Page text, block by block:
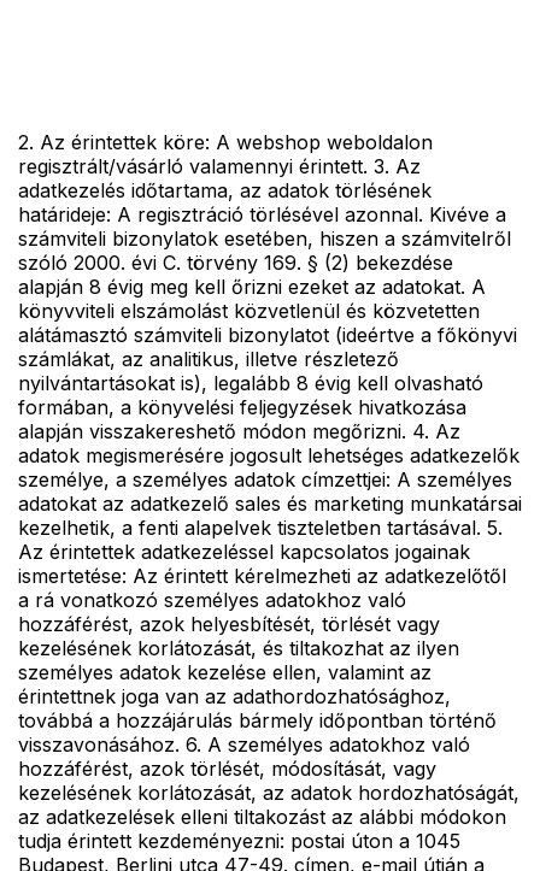
2. Az érintettek köre: A webshop weboldalon
regisztrált/vásárló valamennyi érintett. 3. Az
adatkezelés időtartama, az adatok törlésének
határideje: A regisztráció törlésével azonnal. Kivéve a
számviteli bizonylatok esetében, hiszen a számvitelről
szóló 2000. évi C. törvény 169. § (2) bekezdése
alapján 8 évig meg kell őrizni ezeket az adatokat. A
könyvviteli elszámolást közvetlenül és közvetetten
alátámasztó számviteli bizonylatot (ideértve a főkönyvi
számlákat, az analitikus, illetve részletező
nyilvántartásokat is), legalább 8 évig kell olvasható
formában, a könyvelési feljegyzések hivatkozása
alapján visszakereshető módon megőrizni. 4. Az
adatok megismerésére jogosult lehetséges adatkezelők
személye, a személyes adatok címzettjei: A személyes
adatokat az adatkezelő sales és marketing munkatársai
kezelhetik, a fenti alapelvek tiszteletben tartásával. 5.
Az érintettek adatkezeléssel kapcsolatos jogainak
ismertetése: Az érintett kérelmezheti az adatkezelőtől
a rá vonatkozó személyes adatokhoz való
hozzáférést, azok helyesbítését, törlését vagy
kezelésének korlátozását, és tiltakozhat az ilyen
személyes adatok kezelése ellen, valamint az
érintettnek joga van az adathordozhatósághoz,
továbbá a hozzájárulás bármely időpontban történő
visszavonásához. 6. A személyes adatokhoz való
hozzáférést, azok törlését, módosítását, vagy
kezelésének korlátozását, az adatok hordozhatóságát,
az adatkezelések elleni tiltakozást az alábbi módokon
tudja érintett kezdeményezni: postai úton a 1045
Budapest, Berlini utca 47-49. címen, e-mail útján a